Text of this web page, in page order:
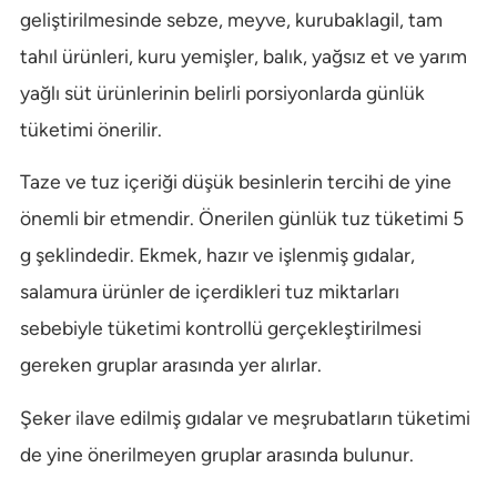
geliştirilmesinde sebze, meyve, kurubaklagil, tam
tahıl ürünleri, kuru yemişler, balık, yağsız et ve yarım
yağlı süt ürünlerinin belirli porsiyonlarda günlük
tüketimi önerilir.
Taze ve tuz içeriği düşük besinlerin tercihi de yine
önemli bir etmendir. Önerilen günlük tuz tüketimi 5
g şeklindedir. Ekmek, hazır ve işlenmiş gıdalar,
salamura ürünler de içerdikleri tuz miktarları
sebebiyle tüketimi kontrollü gerçekleştirilmesi
gereken gruplar arasında yer alırlar.
Şeker ilave edilmiş gıdalar ve meşrubatların tüketimi
de yine önerilmeyen gruplar arasında bulunur.